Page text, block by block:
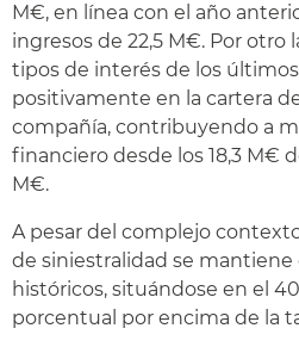
M€, en línea con el año
ingresos de 22,5 M€. Por otro
tipos de interés de los
positivamente en la cartera
compañía, contribuyendo a
financiero desde los 18,3 M€
M€.
A pesar del complejo
de siniestralidad se
históricos, situándose en el
porcentual por encima de la